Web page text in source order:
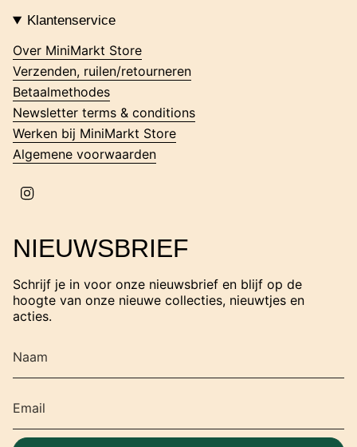
t
g
r
a
Klantenservice
Over MiniMarkt Store
Verzenden, ruilen/retourneren
Betaalmethodes
Newsletter terms & conditions
Werken bij MiniMarkt Store
Algemene voorwaarden
g
a
m
NIEUWSBRIEF
Schrijf je in voor onze nieuwsbrief en blijf op de
hoogte van onze nieuwe collecties, nieuwtjes en
acties.